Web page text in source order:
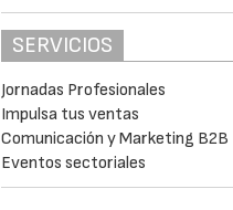
SERVICIOS
Jornadas Profesionales
Impulsa tus ventas
Comunicación y Marketing B2B
Eventos sectoriales